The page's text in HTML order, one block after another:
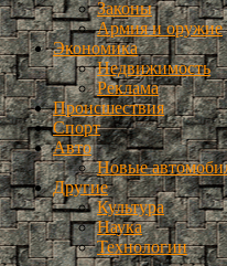
Законы
Армия и оружие
Экономика
Недвижимость
Реклама
Происшествия
Спорт
Авто
Новые
Другие
Культура
Наука
Технологии